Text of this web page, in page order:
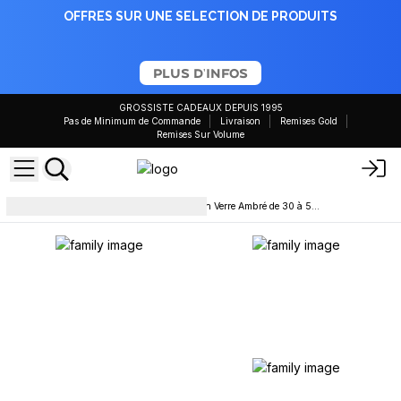
OFFRES SUR UNE SELECTION DE PRODUITS
PLUS D'INFOS
GROSSISTE CADEAUX DEPUIS 1995
Pas de Minimum de Commande
Livraison
Remises Gold
Remises Sur Volume
Bouteille Boston en Verre Ambré de 30 à 500ml